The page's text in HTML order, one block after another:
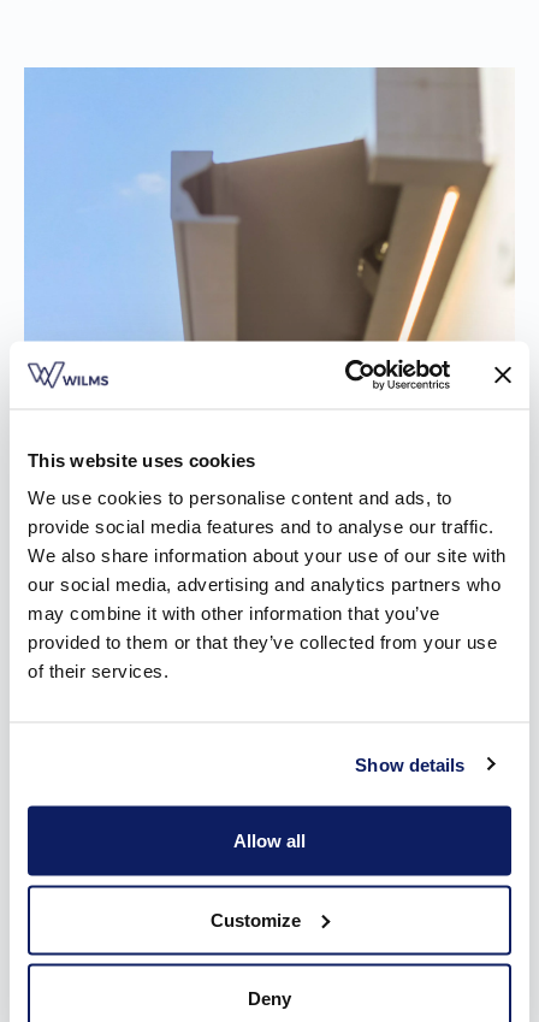
This website uses cookies
We use cookies to personalise content and ads, to
provide social media features and to analyse our traffic.
We also share information about your use of our site with
our social media, advertising and analytics partners who
may combine it with other information that you’ve
provided to them or that they’ve collected from your use
of their services.
Show details
Allow all
Customize
Deny
De vele voordelen van een zonnescherm in
je tuin en terras. Je mag dan ook rekenen op heel wat